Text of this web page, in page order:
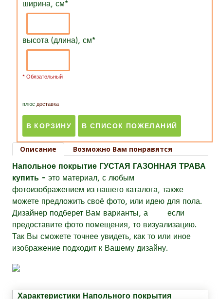
ширина, см*
высота (длина), см*
* Обязательный
плюс доставка
Описание
Возможно Вам понравятся
Напольное покрытие ГУСТАЯ ГАЗОННАЯ ТРАВА
купить - это материал, с любым
фотоизображением из нашего каталога, также
можете предложить своё фото, или идею для пола.
Дизайнер подберет Вам варианты, а если
предоставите фото помещения, то визуализацию.
Так Вы сможете точнее увидеть, как то или иное
изображение подходит к Вашему дизайну.
Характеристики Напольного покрытия